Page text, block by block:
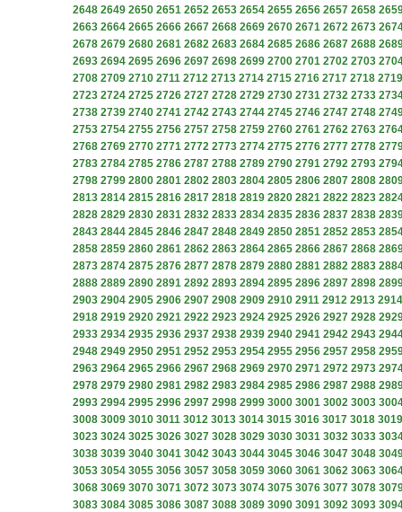
2648 2649 2650 2651 2652 2653 2654 2655 2656 2657 2658
2663 2664 2665 2666 2667 2668 2669 2670 2671 2672 2673
2678 2679 2680 2681 2682 2683 2684 2685 2686 2687 2688
2693 2694 2695 2696 2697 2698 2699 2700 2701 2702 2703
2708 2709 2710 2711 2712 2713 2714 2715 2716 2717 2718 2719
2723 2724 2725 2726 2727 2728 2729 2730 2731 2732 2733
2738 2739 2740 2741 2742 2743 2744 2745 2746 2747 2748
2753 2754 2755 2756 2757 2758 2759 2760 2761 2762 2763
2768 2769 2770 2771 2772 2773 2774 2775 2776 2777 2778
2783 2784 2785 2786 2787 2788 2789 2790 2791 2792 2793
2798 2799 2800 2801 2802 2803 2804 2805 2806 2807 2808
2813 2814 2815 2816 2817 2818 2819 2820 2821 2822 2823
2828 2829 2830 2831 2832 2833 2834 2835 2836 2837 2838
2843 2844 2845 2846 2847 2848 2849 2850 2851 2852 2853
2858 2859 2860 2861 2862 2863 2864 2865 2866 2867 2868
2873 2874 2875 2876 2877 2878 2879 2880 2881 2882 2883
2888 2889 2890 2891 2892 2893 2894 2895 2896 2897 2898
2903 2904 2905 2906 2907 2908 2909 2910 2911 2912 2913 2914
2918 2919 2920 2921 2922 2923 2924 2925 2926 2927 2928
2933 2934 2935 2936 2937 2938 2939 2940 2941 2942 2943
2948 2949 2950 2951 2952 2953 2954 2955 2956 2957 2958
2963 2964 2965 2966 2967 2968 2969 2970 2971 2972 2973
2978 2979 2980 2981 2982 2983 2984 2985 2986 2987 2988
2993 2994 2995 2996 2997 2998 2999 3000 3001 3002 3003
3008 3009 3010 3011 3012 3013 3014 3015 3016 3017 3018 3019
3023 3024 3025 3026 3027 3028 3029 3030 3031 3032 3033
3038 3039 3040 3041 3042 3043 3044 3045 3046 3047 3048
3053 3054 3055 3056 3057 3058 3059 3060 3061 3062 3063
3068 3069 3070 3071 3072 3073 3074 3075 3076 3077 3078
3083 3084 3085 3086 3087 3088 3089 3090 3091 3092 3093